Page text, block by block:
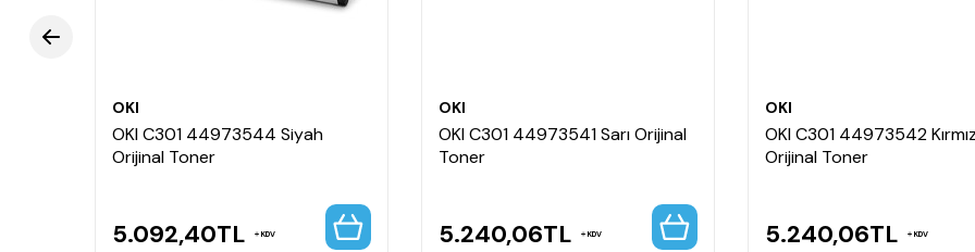
OKI
OKI C301 44973544 Siyah
Orijinal Toner
5.092,40TL KDV
OKI
OKI C301 44973541 Sarı Orijinal
Toner
5.240,06TL KDV
OKI
OKI C301 44973542
Orijinal Toner
5.240,06TL KDV